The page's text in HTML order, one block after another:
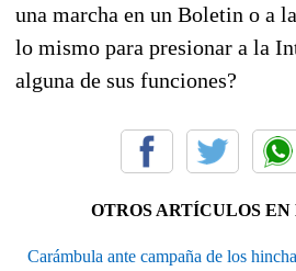
una marcha en un Boletin o a
lo mismo para presionar a la
alguna de sus funciones?
OTROS ARTÍCULOS EN
Carámbula ante campaña de los